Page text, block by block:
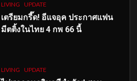
LIVING UPDATE
เตรียมกรี๊ด! อีแจอุค ประกาศแฟน
มีตติ้งในไทย 4 กพ 66 นี้
LIVING UPDATE